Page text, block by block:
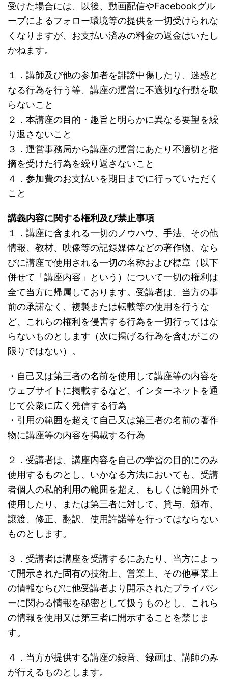
受けた場合には、以後、動画配信やFacebookグル
ープによるフォロー環境等の提供を一切受けられな
くなりますが、お支払い済みの料金の返金はいたし
かねます。
１．講師及び他の参加者を誹謗中傷したり、迷惑と
なる行為を行う等、講座の運営に不適切な行動を取
らないこと
２．本講座の目的・趣旨と明らかに異なる要望を繰
り返さないこと
３．運営事務局から講座の運営にあたり不適切と指
摘を受けた行為を繰り返さないこと
４．参加費のお支払いを期日までに行っていただく
こと
講義内容に関する権利及び禁止事項
１．講座に含まれる一切のノウハウ、手法、その他
情報、教材、映像等の記録媒体などの著作物、なら
びに講座で使用される一切の名称および標章（以下
併せて「講座内容」という）について一切の権利は
全て当方に帰属しております。受講者は、当方の事
前の承諾なく、複製または転載等の使用を行うな
ど、これらの権利を侵害する行為を一切行ってはな
らないものとします（次に掲げる行為を含むがこの
限りではない）。
・自己又は第三者の名前を使用して講座等の内容を
ウェブサイトに掲載するなど、インターネットを通
じて公衆に広く発信する行為
・引用の範囲を超えて自己又は第三者の名前の著作
物に講座等の内容を掲載する行為
２．受講者は、講座内容を自己の学習の目的にのみ
使用するものとし、いかなる方法においても、受講
者個人の私的利用の範囲を超え、もしくは範囲外で
使用したり、または第三者に対して、貸与、頒布、
譲渡、修正、翻訳、使用許諾等を行ってはならない
ものとします。
３．受講者は講座を受講するにあたり、当方によっ
て開示された固有の技術上、営業上、その他事業上
の情報ならびに他受講者より開示されたプライバシ
ーに関わる情報を秘密として扱うものとし、これら
の情報を使用又は第三者に開示することを禁じま
す。
４．当方が提供する講座の録音、録画は、講師のみ
が行えるものとします。